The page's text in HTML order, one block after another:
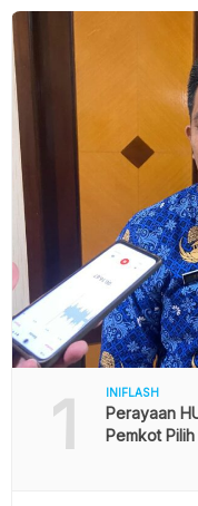
1 INIFLASH
Perayaan
Pemkot